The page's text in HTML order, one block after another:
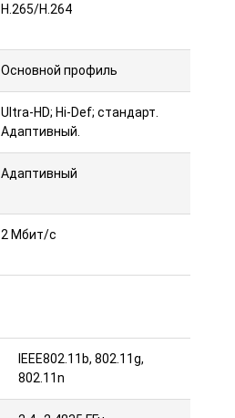
H.265/H.264
Основной профиль
Ultra-HD; Hi-Def; стандарт.
Адаптивный.
Адаптивный
2 Мбит/с
IEEE802.11b, 802.11g,
802.11n